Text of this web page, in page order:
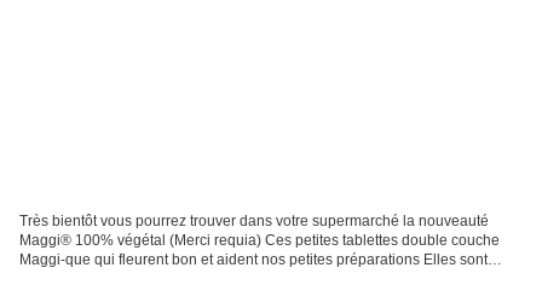
Très bientôt vous pourrez trouver dans votre supermarché la nouveauté
Maggi® 100% végétal (Merci requia) Ces petites tablettes double couche
Maggi-que qui fleurent bon et aident nos petites préparations Elles sont